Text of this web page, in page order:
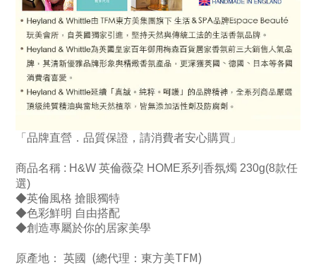
「品牌直營．品質保證，請消費者安心購買」
商品名稱 : H&W 英倫薇朶 HOME系列香氛燭 230g(8款任
選)
◆英倫風格 搶眼獨特
◆色彩鮮明 自由搭配
◆創造專屬於你的居家美學
原產地： 英國 (總代理：東方美TFM)